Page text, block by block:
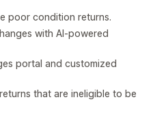
poor condition returns.
with AI-powered
portal and customized
that are ineligible to be